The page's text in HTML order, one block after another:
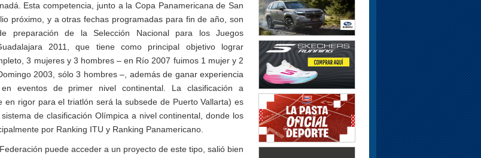
Esta competencia, junto a la Copa Panamericana de San
próximo, y a otras fechas programadas para fin de año, son
preparación de la Selección Nacional para los Juegos
2011, que tiene como principal objetivo lograr
3 mujeres y 3 hombres – en Río 2007 fuimos 1 mujer y 2
2003, sólo 3 hombres –, además de ganar experiencia
eventos de primer nivel continental. La clasificación a
en rigor para el triatlón será la subsede de Puerto Vallarta) es
de clasificación Olímpica a nivel continental, donde los
por Ranking ITU y Ranking Panamericano.
puede acceder a un proyecto de este tipo, salió bien